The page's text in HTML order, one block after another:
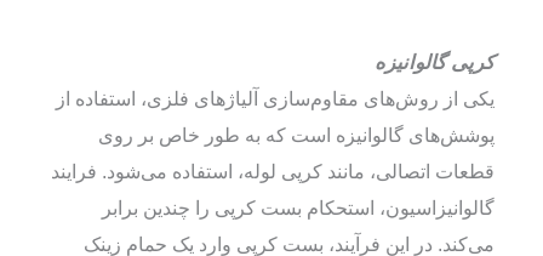
کرپی گالوانیزه
یکی از روش‌های مقاوم‌سازی آلیاژهای فلزی، استفاده از
پوشش‌های گالوانیزه است که به طور خاص بر روی
قطعات اتصالی، مانند کرپی لوله، استفاده می‌شود. فرایند
گالوانیزاسیون، استحکام بست کرپی را چندین برابر
می‌کند. در این فرآیند، بست کرپی وارد یک حمام زینک